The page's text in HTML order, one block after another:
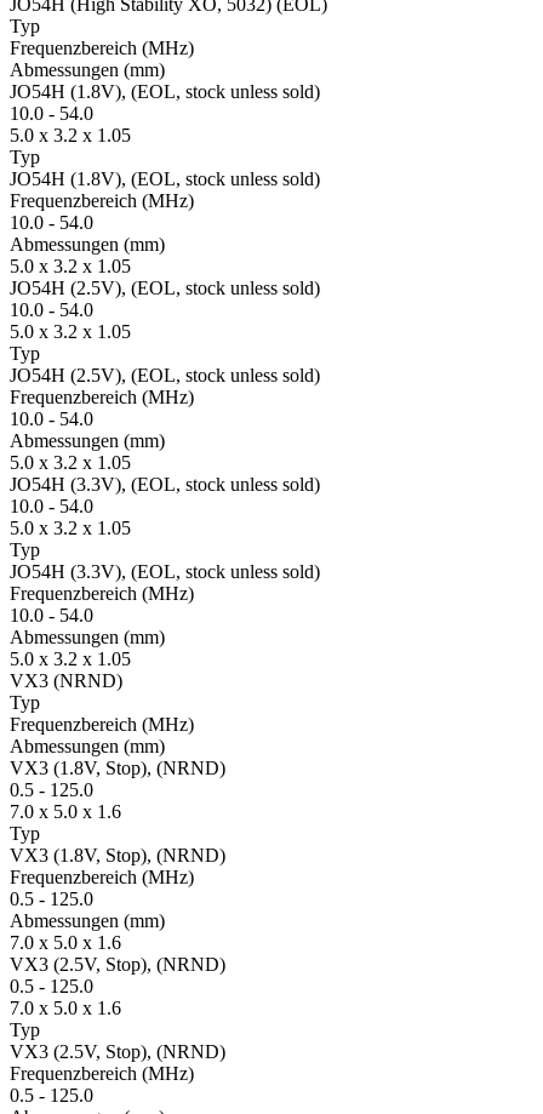
Typ
Fre­quenz­bereich (MHz)
Ab­mes­sungen (mm)
JO54H (1.8V), (EOL, stock unless sold)
10.0 - 54.0
5.0 x 3.2 x 1.05
Typ
JO54H (1.8V), (EOL, stock unless sold)
Fre­quenz­bereich (MHz)
10.0 - 54.0
Ab­mes­sungen (mm)
5.0 x 3.2 x 1.05
JO54H (2.5V), (EOL, stock unless sold)
10.0 - 54.0
5.0 x 3.2 x 1.05
Typ
JO54H (2.5V), (EOL, stock unless sold)
Fre­quenz­bereich (MHz)
10.0 - 54.0
Ab­mes­sungen (mm)
5.0 x 3.2 x 1.05
JO54H (3.3V), (EOL, stock unless sold)
10.0 - 54.0
5.0 x 3.2 x 1.05
Typ
JO54H (3.3V), (EOL, stock unless sold)
Fre­quenz­bereich (MHz)
10.0 - 54.0
Ab­mes­sungen (mm)
5.0 x 3.2 x 1.05
VX3 (NRND)
Typ
Fre­quenz­bereich (MHz)
Ab­mes­sungen (mm)
VX3 (1.8V, Stop), (NRND)
0.5 - 125.0
7.0 x 5.0 x 1.6
Typ
VX3 (1.8V, Stop), (NRND)
Fre­quenz­bereich (MHz)
0.5 - 125.0
Ab­mes­sungen (mm)
7.0 x 5.0 x 1.6
VX3 (2.5V, Stop), (NRND)
0.5 - 125.0
7.0 x 5.0 x 1.6
Typ
VX3 (2.5V, Stop), (NRND)
Fre­quenz­bereich (MHz)
0.5 - 125.0